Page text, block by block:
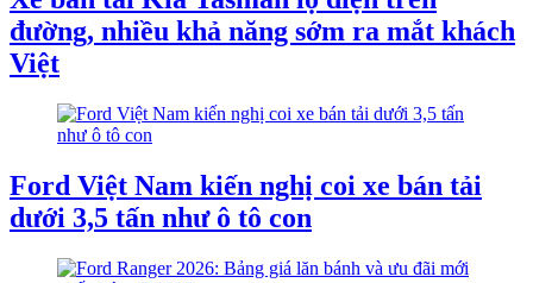
đường, nhiều khả năng sớm ra mắt khách
Việt
Ford Việt Nam kiến nghị coi xe bán tải
dưới 3,5 tấn như ô tô con